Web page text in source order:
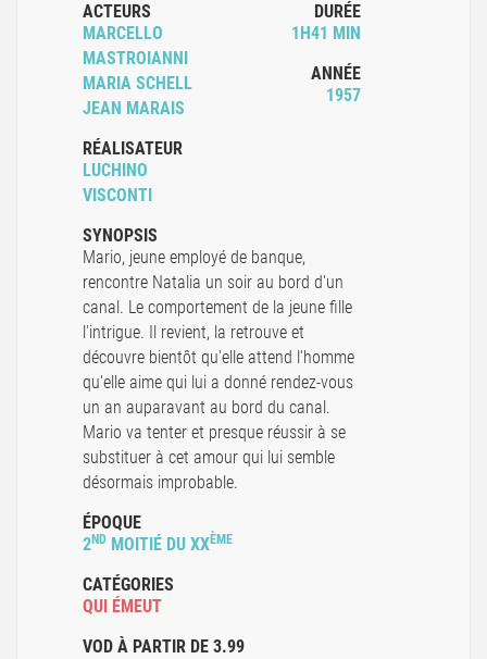
ACTEURS
MARCELLO
MASTROIANNI
MARIA SCHELL
JEAN MARAIS
RÉALISATEUR
LUCHINO
VISCONTI
DURÉE
1H41 MIN
ANNÉE
1957
SYNOPSIS
Mario, jeune employé de banque,
rencontre Natalia un soir au bord d'un
canal. Le comportement de la jeune fille
l'intrigue. Il revient, la retrouve et
découvre bientôt qu'elle attend l'homme
qu'elle aime qui lui a donné rendez-vous
un an auparavant au bord du canal.
Mario va tenter et presque réussir à se
substituer à cet amour qui lui semble
désormais improbable.
ÉPOQUE
2ND MOITIÉ DU XXÈME
CATÉGORIES
QUI ÉMEUT
VOD À PARTIR DE 3.99